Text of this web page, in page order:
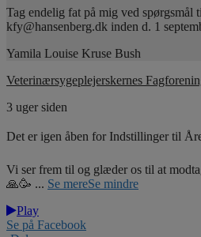
Tag endelig fat på mig ved spørgsmål
kfy@hansenberg.dk inden d. 1
Yamila Louise Kruse Bush
Veterinærsygeplejerskernes
3 uger siden
Det er igen åben for Indstillinger til
Vi ser frem til og glæder os til at
🙏🥳 ... Se mereSe mindre
Play
Se på Facebook